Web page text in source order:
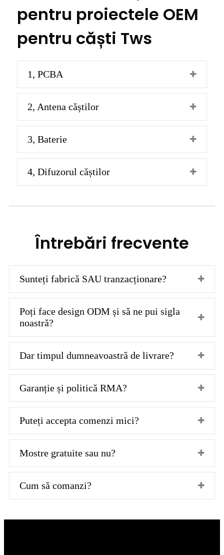
pentru proiectele OEM
pentru căști Tws
1, PCBA
2, Antena căștilor
3, Baterie
4, Difuzorul căștilor
Întrebări frecvente
Sunteți fabrică SAU tranzacționare?
Poți face design ODM și să ne pui sigla
noastră?
Dar timpul dumneavoastră de livrare?
Garanție și politică RMA?
Puteți accepta comenzi mici?
Mostre gratuite sau nu?
Cum să comanzi?